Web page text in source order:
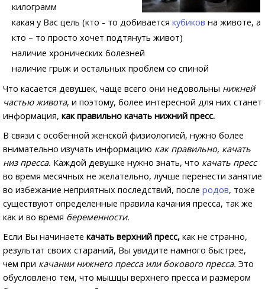
килограмм
какая у Вас цель (кто - то добивается кубиков на животе, а
кто – то просто хочет подтянуть живот)
наличие хронических болезней
наличие грыж и остальных проблем со спиной
Что касается девушек, чаще всего они недовольны нижней
частью живота, и поэтому, более интересной для них станет
информация, как правильно качать нижний пресс.
В связи с особенной женской физиологией, нужно более
внимательно изучать информацию как правильно, качать
низ пресса. Каждой девушке нужно знать, что качать пресс
во время месячных не желательно, лучше перенести занятие
во избежание неприятных последствий, после родов, тоже
существуют определенные правила качания пресса, так же
как и во время беременности.
Если Вы начинаете качать верхний пресс, как не странно,
результат своих стараний, Вы увидите намного быстрее,
чем при качании нижнего пресса или бокового пресса. Это
обусловлено тем, что мышцы верхнего пресса и размером